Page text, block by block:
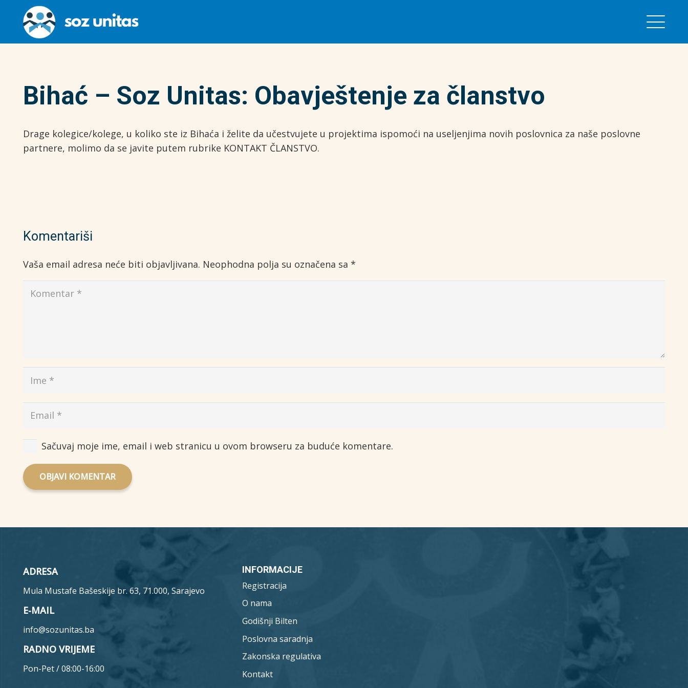
Bihać – Soz Unitas: Obavještenje za članstvo
Drage kolegice/kolege, u koliko ste iz Bihaća i želite da učestvujete u projektima ispomoći na useljenjima novih poslovnica za naše poslovne
partnere, molimo da se javite putem rubrike KONTAKT ČLANSTVO.
Komentariši
Vaša email adresa neće biti objavljivana. Neophodna polja su označena sa *
Sačuvaj moje ime, email i web stranicu u ovom browseru za buduće komentare.
OBJAVI KOMENTAR
ADRESA
Mula Mustafe Bašeskije br. 63, 71.000, Sarajevo
E-MAIL
info@sozunitas.ba
RADNO VRIJEME
Pon-Pet / 08:00-16:00
INFORMACIJE
Registracija
O nama
Godišnji Bilten
Poslovna saradnja
Zakonska regulativa
Kontakt